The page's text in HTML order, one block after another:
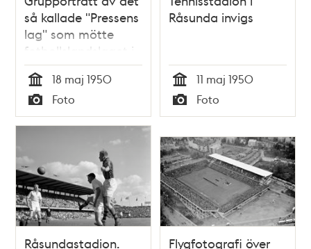
så kallade "Pressens
lag" som mötte
fotbollslandslaget i
maj 1950 på
Råsunda
Tid
18 maj 1950
Typ
Foto
Råsunda invigs
Tid
11 maj 1950
Typ
Foto
Råsundastadion.
Flygfotografi över